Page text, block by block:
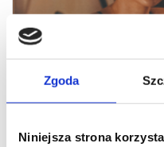
Zgoda
Niniejsza strona